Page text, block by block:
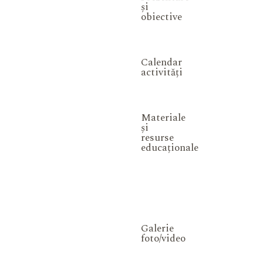
și
obiective
Calendar
activități
Materiale
și
resurse
educaționale
Galerie
foto/video